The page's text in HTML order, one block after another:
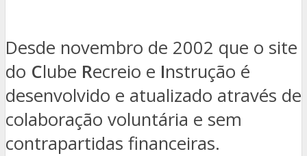
Desde novembro de 2002 que o site
do Clube Recreio e Instrução é
desenvolvido e atualizado através de
colaboração voluntária e sem
contrapartidas financeiras.